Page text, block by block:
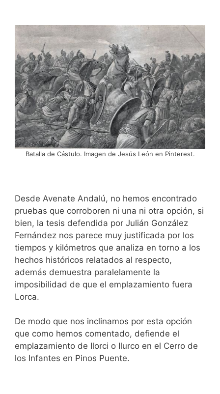
Batalla de Cástulo. Imagen de Jesús León en Pinterest.
Desde Avenate Andalú, no hemos encontrado
pruebas que corroboren ni una ni otra opción, si
bien, la tesis defendida por Julián González
Fernández nos parece muy justificada por los
tiempos y kilómetros que analiza en torno a los
hechos históricos relatados al respecto,
además demuestra paralelamente la
imposibilidad de que el emplazamiento fuera
Lorca.
De modo que nos inclinamos por esta opción
que como hemos comentado, defiende el
emplazamiento de Ilorci o Ilurco en el Cerro de
los Infantes en Pinos Puente.